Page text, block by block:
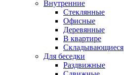
Внутренние
Стеклянные
Офисные
Деревянные
В квартире
Складывающиеся
Для беседки
Раздвижные